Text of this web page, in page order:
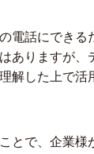
電話にできる
ありますが、
解した上で活
とで、企業様